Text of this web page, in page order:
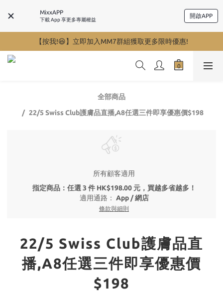
MixxAPP
下載 App 享更多專屬權益
開啟APP
【按我!😆】立即加入MM7群組獲取更多限時優惠!
全部商品
22/5 Swiss Club護膚品直播,A8任選三件即享優惠價$198
所有顧客適用
指定商品：任選 3 件 HK$198.00 元，買越多省越多！
適用通路： App / 網店
條款與細則
22/5 Swiss Club護膚品直
播,A8任選三件即享優惠價
$198